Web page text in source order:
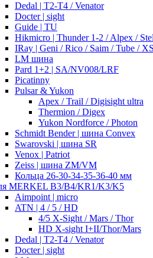
Dedal | T2-T4 / Venator
Docter | sight
Guide | TU
Hikmicro | Thunder 1-2 / Alpex /
IRay | Geni / Rico / Saim / Tube /
LM шина
Pard 1+2 | SA/NV008/LRF
Picatinny
Pulsar & Yukon
Apex / Trail / Digisight ultra
Thermion / Digex
Yukon Nordforce / Photon
Schmidt Bender | шина Convex
Swarovski | шина SR
Venox | Patriot
Zeiss | шина ZM/VM
Кольца 26-30-34-35-36-40 мм
MERKEL B3/B4/KR1/K3/K5
Aimpoint | micro
ATN | 4 / 5 / HD
4/5 X-Sight / Mars / Thor
HD X-sight I+II/Thor/Mars
Dedal | T2-T4 / Venator
Docter | sight